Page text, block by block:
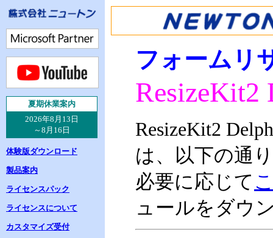
夏期休業案内
2026年8月13日
～8月16日
体験版ダウンロード
製品案内
ライセンスパック
ライセンスについて
カスタマイズ受付
フォームリ
ResizeKit2
ResizeKit2
は、以下の通
必要に応じて
ュールをダウ